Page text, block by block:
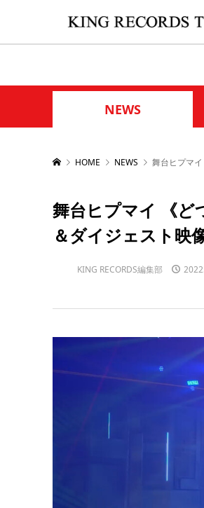
NEWS
HOME NEWS 舞台ヒプマ
舞台ヒプマイ 《
＆ダイジェスト映
KING RECORDS編集部